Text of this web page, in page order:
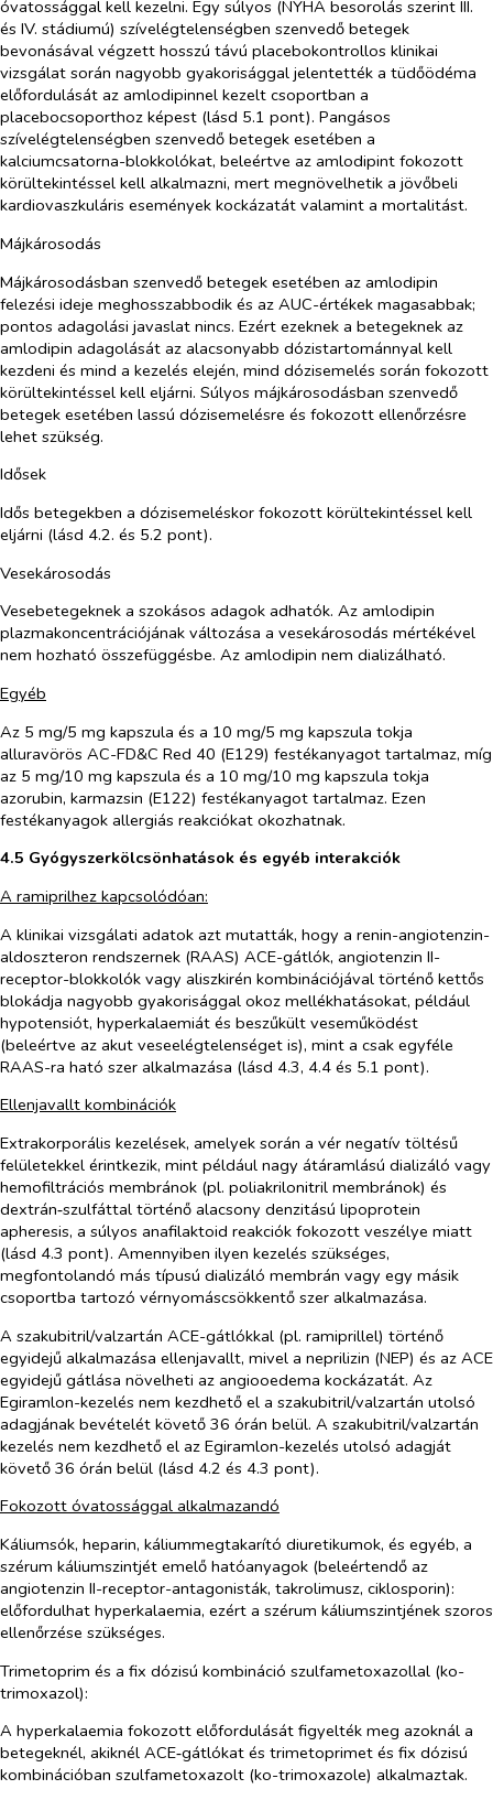
óvatossággal kell kezelni. Egy súlyos (NYHA besorolás szerint III.
és IV. stádiumú) szívelégtelenségben szenvedő betegek
bevonásával végzett hosszú távú placebokontrollos klinikai
vizsgálat során nagyobb gyakorisággal jelentették a tüdőödéma
előfordulását az amlodipinnel kezelt csoportban a
placebocsoporthoz képest (lásd 5.1 pont). Pangásos
szívelégtelenségben szenvedő betegek esetében a
kalciumcsatorna-blokkolókat, beleértve az amlodipint fokozott
körültekintéssel kell alkalmazni, mert megnövelhetik a jövőbeli
kardiovaszkuláris események kockázatát valamint a mortalitást.
Májkárosodás
Májkárosodásban szenvedő betegek esetében az amlodipin
felezési ideje meghosszabbodik és az AUC-értékek magasabbak;
pontos adagolási javaslat nincs. Ezért ezeknek a betegeknek az
amlodipin adagolását az alacsonyabb dózistartománnyal kell
kezdeni és mind a kezelés elején, mind dózisemelés során fokozott
körültekintéssel kell eljárni. Súlyos májkárosodásban szenvedő
betegek esetében lassú dózisemelésre és fokozott ellenőrzésre
lehet szükség.
Idősek
Idős betegekben a dózisemeléskor fokozott körültekintéssel kell
eljárni (lásd 4.2. és 5.2 pont).
Vesekárosodás
Vesebetegeknek a szokásos adagok adhatók. Az amlodipin
plazmakoncentrációjának változása a vesekárosodás mértékével
nem hozható összefüggésbe. Az amlodipin nem dializálható.
Egyéb
Az 5 mg/5 mg kapszula és a 10 mg/5 mg kapszula tokja
alluravörös AC-FD&C Red 40 (E129) festékanyagot tartalmaz, míg
az 5 mg/10 mg kapszula és a 10 mg/10 mg kapszula tokja
azorubin, karmazsin (E122) festékanyagot tartalmaz. Ezen
festékanyagok allergiás reakciókat okozhatnak.
4.5 Gyógyszerkölcsönhatások és egyéb interakciók
A ramiprilhez kapcsolódóan:
A klinikai vizsgálati adatok azt mutatták, hogy a renin-angiotenzin-
aldoszteron rendszernek (RAAS) ACE-gátlók, angiotenzin II-
receptor-blokkolók vagy aliszkirén kombinációjával történő kettős
blokádja nagyobb gyakorisággal okoz mellékhatásokat, például
hypotensiót, hyperkalaemiát és beszűkült veseműködést
(beleértve az akut veseelégtelenséget is), mint a csak egyféle
RAAS-ra ható szer alkalmazása (lásd 4.3, 4.4 és 5.1 pont).
Ellenjavallt kombinációk
Extrakorporális kezelések, amelyek során a vér negatív töltésű
felületekkel érintkezik, mint például nagy átáramlású dializáló vagy
hemofiltrációs membránok (pl. poliakrilonitril membránok) és
dextrán‑szulfáttal történő alacsony denzitású lipoprotein
apheresis, a súlyos anafilaktoid reakciók fokozott veszélye miatt
(lásd 4.3 pont). Amennyiben ilyen kezelés szükséges,
megfontolandó más típusú dializáló membrán vagy egy másik
csoportba tartozó vérnyomáscsökkentő szer alkalmazása.
A szakubitril/valzartán ACE-gátlókkal (pl. ramiprillel) történő
egyidejű alkalmazása ellenjavallt, mivel a neprilizin (NEP) és az ACE
egyidejű gátlása növelheti az angiooedema kockázatát. Az
Egiramlon-kezelés nem kezdhető el a szakubitril/valzartán utolsó
adagjának bevételét követő 36 órán belül. A szakubitril/valzartán
kezelés nem kezdhető el az Egiramlon-kezelés utolsó adagját
követő 36 órán belül (lásd 4.2 és 4.3 pont).
Fokozott óvatossággal alkalmazandó
Káliumsók, heparin, káliummegtakarító diuretikumok, és egyéb, a
szérum káliumszintjét emelő hatóanyagok (beleértendő az
angiotenzin II-receptor-antagonisták, takrolimusz, ciklosporin):
előfordulhat hyperkalaemia, ezért a szérum káliumszintjének szoros
ellenőrzése szükséges.
Trimetoprim és a fix dózisú kombináció szulfametoxazollal (ko-
trimoxazol):
A hyperkalaemia fokozott előfordulását figyelték meg azoknál a
betegeknél, akiknél ACE‑gátlókat és trimetoprimet és fix dózisú
kombinációban szulfametoxazolt (ko-trimoxazole) alkalmaztak.